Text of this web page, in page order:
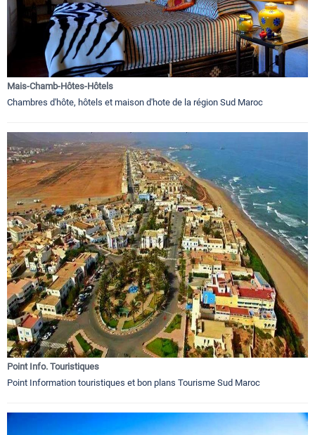
Mais-Chamb-Hôtes-Hôtels
Chambres d'hôte, hôtels et maison d'hote de la région Sud Maroc
Point Info. Touristiques
Point Information touristiques et bon plans Tourisme Sud Maroc